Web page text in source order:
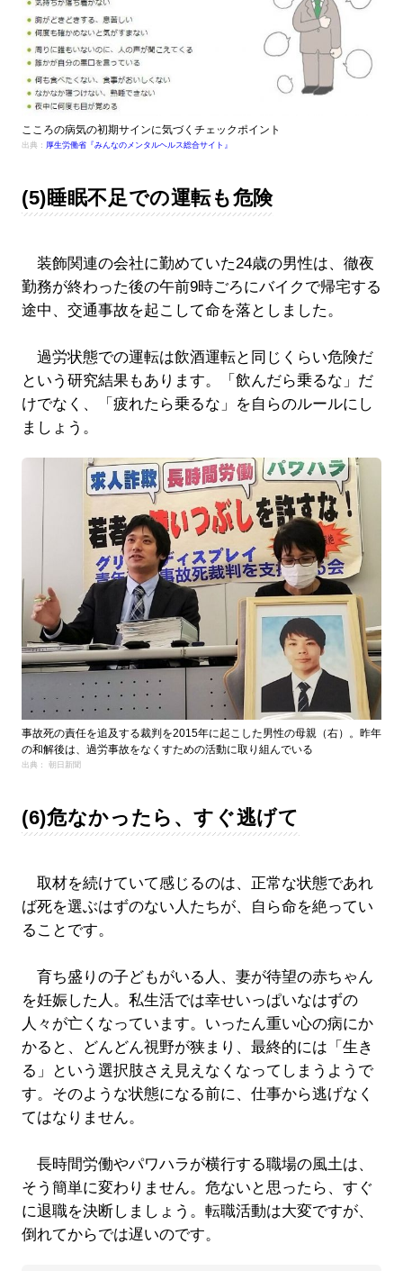
こころの病気の初期サインに気づくチェックポイント
出典： 厚生労働省『みんなのメンタルヘルス総合サイト』
(5)睡眠不足での運転も危険
装飾関連の会社に勤めていた24歳の男性は、徹夜
勤務が終わった後の午前9時ごろにバイクで帰宅する
途中、交通事故を起こして命を落としました。
過労状態での運転は飲酒運転と同じくらい危険だ
という研究結果もあります。「飲んだら乗るな」だ
けでなく、「疲れたら乗るな」を自らのルールにし
ましょう。
事故死の責任を追及する裁判を2015年に起こした男性の母親（右）。昨年
の和解後は、過労事故をなくすための活動に取り組んでいる
出典： 朝日新聞
(6)危なかったら、すぐ逃げて
取材を続けていて感じるのは、正常な状態であれ
ば死を選ぶはずのない人たちが、自ら命を絶ってい
ることです。
育ち盛りの子どもがいる人、妻が待望の赤ちゃん
を妊娠した人。私生活では幸せいっぱいなはずの
人々が亡くなっています。いったん重い心の病にか
かると、どんどん視野が狭まり、最終的には「生き
る」という選択肢さえ見えなくなってしまうようで
す。そのような状態になる前に、仕事から逃げなく
てはなりません。
長時間労働やパワハラが横行する職場の風土は、
そう簡単に変わりません。危ないと思ったら、すぐ
に退職を決断しましょう。転職活動は大変ですが、
倒れてからでは遅いのです。